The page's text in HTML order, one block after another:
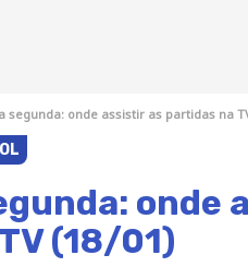
segunda: onde assistir as partidas na
onde
(18/01)